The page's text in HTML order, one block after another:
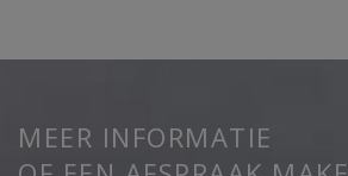
MEER INFORMATIE